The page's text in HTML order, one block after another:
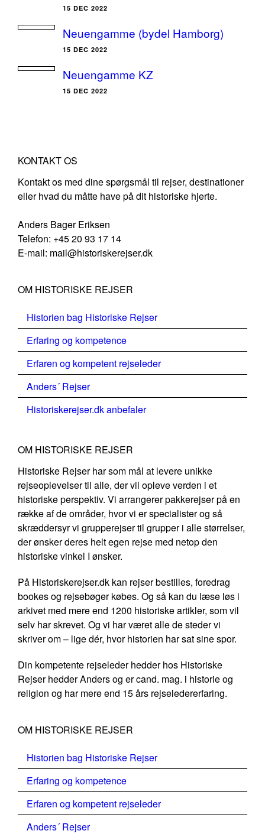
15 DEC 2022
Neuengamme (bydel Hamborg)
15 DEC 2022
Neuengamme KZ
15 DEC 2022
KONTAKT OS
Kontakt os med dine spørgsmål til rejser, destinationer
eller hvad du måtte have på dit historiske hjerte.
Anders Bager Eriksen
Telefon: +45 20 93 17 14
E-mail: mail@historiskerejser.dk
OM HISTORISKE REJSER
Historien bag Historiske Rejser
Erfaring og kompetence
Erfaren og kompetent rejseleder
Anders´ Rejser
Historiskerejser.dk anbefaler
OM HISTORISKE REJSER
Historiske Rejser har som mål at levere unikke
rejseoplevelser til alle, der vil opleve verden i et
historiske perspektiv. Vi arrangerer pakkerejser på en
række af de områder, hvor vi er specialister og så
skræddersyr vi grupperejser til grupper i alle størrelser,
der ønsker deres helt egen rejse med netop den
historiske vinkel I ønsker.
På Historiskerejser.dk kan rejser bestilles, foredrag
bookes og rejsebøger købes. Og så kan du læse løs i
arkivet med mere end 1200 historiske artikler, som vil
selv har skrevet. Og vi har været alle de steder vi
skriver om – lige dér, hvor historien har sat sine spor.
Din kompetente rejseleder hedder hos Historiske
Rejser hedder Anders og er cand. mag. i historie og
religion og har mere end 15 års rejseledererfaring.
OM HISTORISKE REJSER
Historien bag Historiske Rejser
Erfaring og kompetence
Erfaren og kompetent rejseleder
Anders´ Rejser